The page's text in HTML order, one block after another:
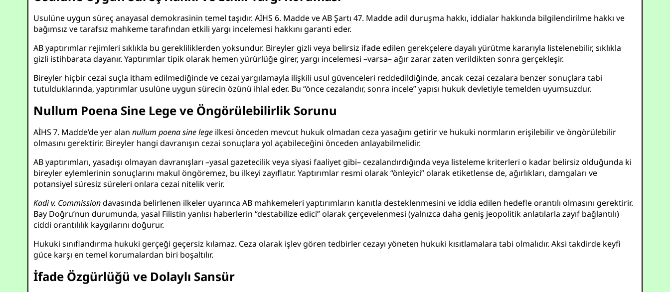
Usulüne uygun süreç anayasal demokrasinin temel taşıdır. AİHS 6. Madde ve AB Şartı 47. Madde adil duruşma hakkı, iddialar hakkında bilgilendirilme hakkı ve
bağımsız ve tarafsız mahkeme tarafından etkili yargı incelemesi hakkını garanti eder.
AB yaptırımlar rejimleri sıklıkla bu gerekliliklerden yoksundur. Bireyler gizli veya belirsiz ifade edilen gerekçelere dayalı yürütme kararıyla listelenebilir, sıklıkla
gizli istihbarata dayanır. Yaptırımlar tipik olarak hemen yürürlüğe girer, yargı incelemesi –varsa– ağır zarar zaten verildikten sonra gerçekleşir.
Bireyler hiçbir cezai suçla itham edilmediğinde ve cezai yargılamayla ilişkili usul güvenceleri reddedildiğinde, ancak cezai cezalara benzer sonuçlara tabi
tutulduklarında, yaptırımlar usulüne uygun sürecin özünü ihlal eder. Bu “önce cezalandır, sonra incele” yapısı hukuk devletiyle temelden uyumsuzdur.
Nullum Poena Sine Lege ve Öngörülebilirlik Sorunu
AİHS 7. Madde’de yer alannullum poena sine lege ilkesi önceden mevcut hukuk olmadan ceza yasağını getirir ve hukuki normların erişilebilir ve öngörülebilir
olmasını gerektirir. Bireyler hangi davranışın cezai sonuçlara yol açabileceğini önceden anlayabilmelidir.
AB yaptırımları, yasadışı olmayan davranışları –yasal gazetecilik veya siyasi faaliyet gibi– cezalandırdığında veya listeleme kriterleri o kadar belirsiz olduğunda ki
bireyler eylemlerinin sonuçlarını makul öngöremez, bu ilkeyi zayıflatır. Yaptırımlar resmi olarak “önleyici” olarak etiketlense de, ağırlıkları, damgaları ve
potansiyel süresiz süreleri onlara cezai nitelik verir.
Kadi v. Commissiondavasında belirlenen ilkeler uyarınca AB mahkemeleri yaptırımların kanıtla desteklenmesini ve iddia edilen hedefle orantılı olmasını gerektirir.
Bay Doğru’nun durumunda, yasal Filistin yanlısı haberlerin “destabilize edici” olarak çerçevelenmesi (yalnızca daha geniş jeopolitik anlatılarla zayıf bağlantılı)
ciddi orantılılık kaygılarını doğurur.
Hukuki sınıflandırma hukuki gerçeği geçersiz kılamaz. Ceza olarak işlev gören tedbirler cezayı yöneten hukuki kısıtlamalara tabi olmalıdır. Aksi takdirde keyfi
güce karşı en temel korumalardan biri boşaltılır.
İfade Özgürlüğü ve Dolaylı Sansür